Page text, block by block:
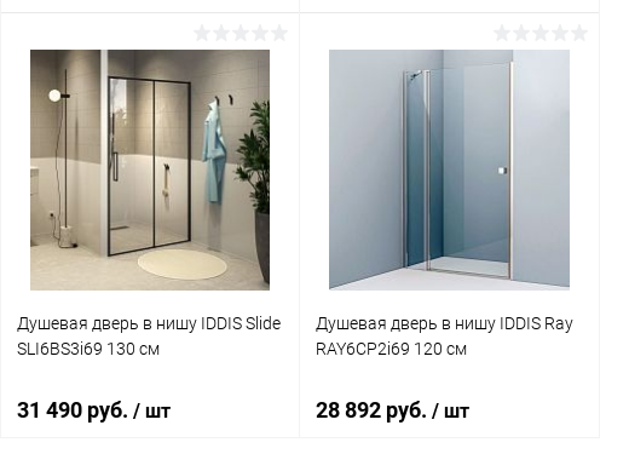
В корзину
Купить в 1 клик Сравнение
В избранное Под заказ
Душевая дверь в нишу IDDIS Slide
SLI6BS3i69 130 см
31 490 руб. / шт
Душевая дверь в нишу IDDIS Ray
RAY6CP2i69 120 см
28 892 руб./ шт